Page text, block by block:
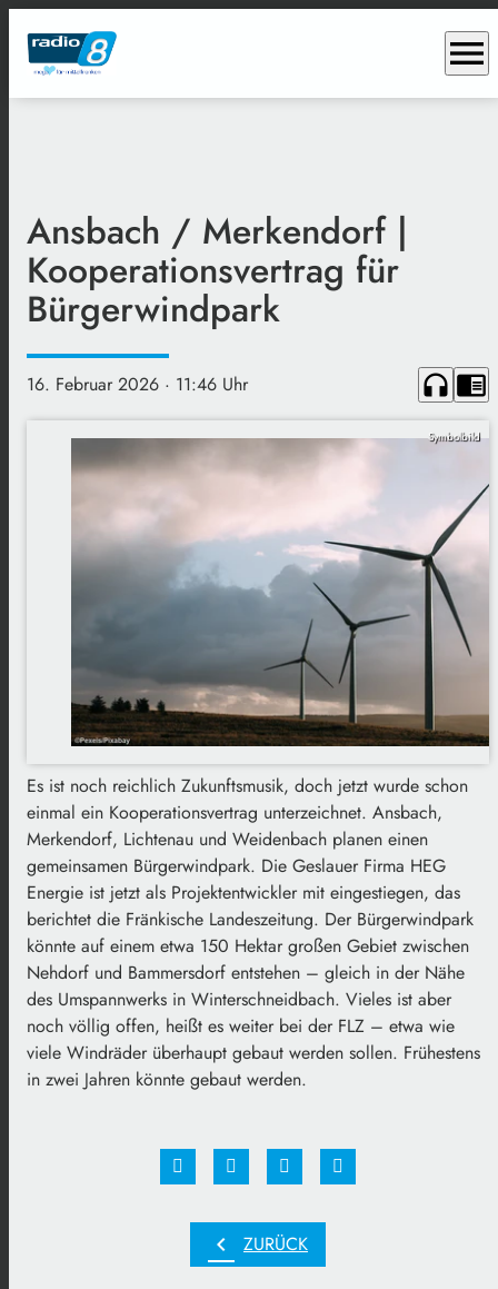
menu
Ansbach / Merkendorf |
Kooperationsvertrag für
Bürgerwindpark
16. Februar 2026 · 11:46 Uhr headphones chrome_reader_mode
Symbolbild
Es ist noch reichlich Zukunftsmusik, doch jetzt wurde schon
einmal ein Kooperationsvertrag unterzeichnet. Ansbach,
Merkendorf, Lichtenau und Weidenbach planen einen
gemeinsamen Bürgerwindpark. Die Geslauer Firma HEG
Energie ist jetzt als Projektentwickler mit eingestiegen, das
berichtet die Fränkische Landeszeitung. Der Bürgerwindpark
könnte auf einem etwa 150 Hektar großen Gebiet zwischen
Nehdorf und Bammersdorf entstehen – gleich in der Nähe
des Umspannwerks in Winterschneidbach. Vieles ist aber
noch völlig offen, heißt es weiter bei der FLZ – etwa wie
viele Windräder überhaupt gebaut werden sollen. Frühestens
in zwei Jahren könnte gebaut werden.
chevron_left ZURÜCK